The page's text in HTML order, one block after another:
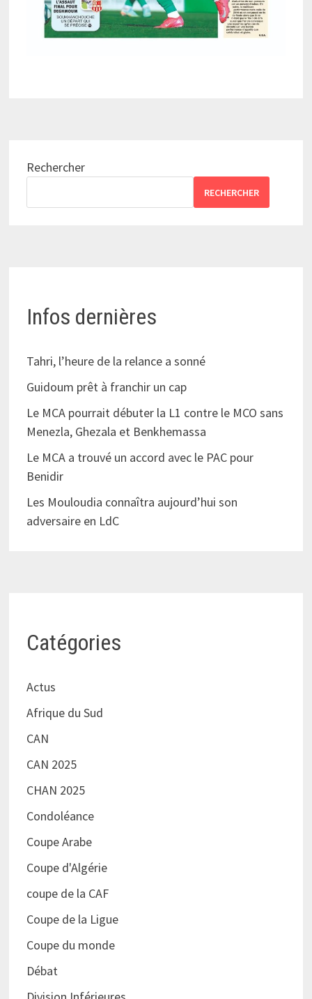
Rechercher
RECHERCHER
Infos dernières
Tahri, l’heure de la relance a sonné
Guidoum prêt à franchir un cap
Le MCA pourrait débuter la L1 contre le MCO sans
Menezla, Ghezala et Benkhemassa
Le MCA a trouvé un accord avec le PAC pour
Benidir
Les Mouloudia connaîtra aujourd’hui son
adversaire en LdC
Catégories
Actus
Afrique du Sud
CAN
CAN 2025
CHAN 2025
Condoléance
Coupe Arabe
Coupe d'Algérie
coupe de la CAF
Coupe de la Ligue
Coupe du monde
Débat